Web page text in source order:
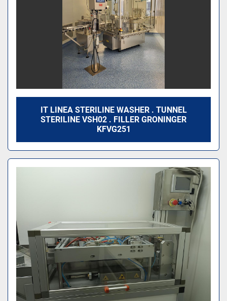
IT LINEA STERILINE WASHER . TUNNEL
STERILINE VSH02 . FILLER GRONINGER
KFVG251